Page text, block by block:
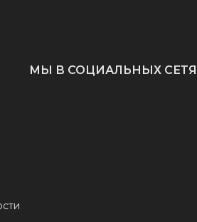
МЫ В СОЦИАЛЬНЫХ